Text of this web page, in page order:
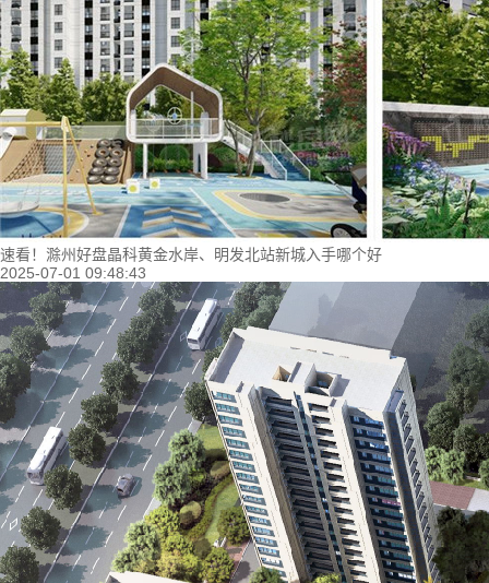
速看！滁州好盘晶科黄金水岸、明发北站新城入手哪个好
2025-07-01 09:48:43